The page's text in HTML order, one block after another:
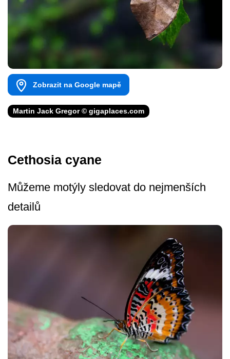
Zobrazit na Google mapě
Martin Jack Gregor © gigaplaces.com
Cethosia cyane
Můžeme motýly sledovat do nejmenších
detailů